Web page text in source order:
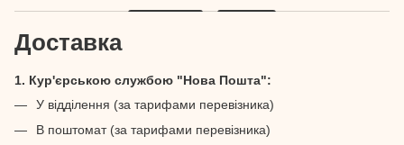
Доставка
1. Кур'єрською службою "Нова Пошта":
У відділення (за тарифами перевізника)
В поштомат (за тарифами перевізника)